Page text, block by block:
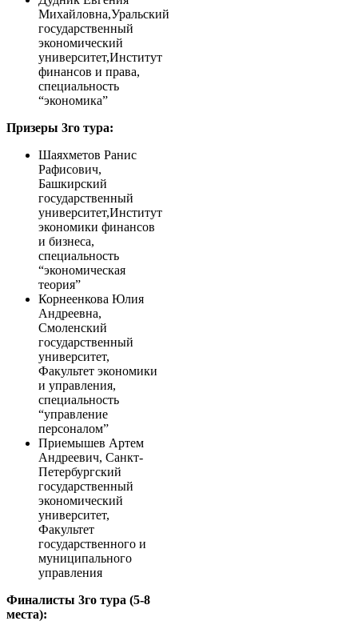
Михайловна,Уральский
государственный
экономический
университет,Институт
финансов и права,
специальность
“экономика”
Призеры 3го тура:
Шаяхметов Ранис
Рафисович,
Башкирский
государственный
университет,Институт
экономики финансов
и бизнеса,
специальность
“экономическая
теория”
Корнеенкова Юлия
Андреевна,
Смоленский
государственный
университет,
Факультет экономики
и управления,
специальность
“управление
персоналом”
Приемышев Артем
Андреевич, Санкт-
Петербургский
государственный
экономический
университет,
Факультет
государственного и
муниципального
управления
Финалисты 3го тура (5-8
места):